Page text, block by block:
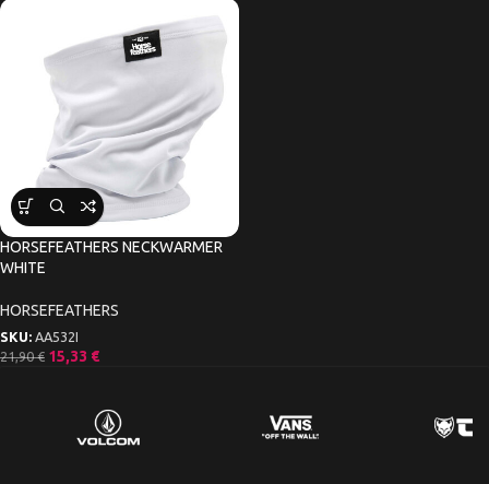
HORSEFEATHERS NECKWARMER
WHITE
HORSEFEATHERS
SKU: AA532I
21,90€ 15,33 €